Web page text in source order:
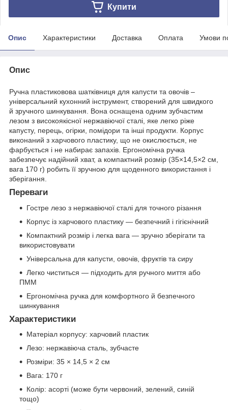
Купити
Опис Характеристики Доставка Оплата Умови
Опис
Ручна пластиковова шатківниця для капусти та овочів –
універсальний кухонний інструмент, створений для швидкого
й зручного шинкування. Вона оснащена одним зубчастим
лезом з високоякісної нержавіючої сталі, яке легко ріже
капусту, перець, огірки, помідори та інші продукти. Корпус
виконаний з харчового пластику, що не окислюється, не
фарбується і не набирає запахів. Ергономічна ручка
забезпечує надійний хват, а компактний розмір (35×14,5×2 см,
вага 170 г) робить її зручною для щоденного використання і
зберігання.
Переваги
Гостре лезо з нержавіючої сталі для точного різання
Корпус із харчового пластику — безпечний і гігієнічний
Компактний розмір і легка вага — зручно зберігати та
використовувати
Універсальна для капусти, овочів, фруктів та сиру
Легко чиститься — підходить для ручного миття або
ПММ
Ергономічна ручка для комфортного й безпечного
шинкування
Характеристики
Матеріал корпусу: харчовий пластик
Лезо: нержавіюча сталь, зубчасте
Розміри: 35 × 14,5 × 2 см
Вага: 170 г
Колір: асорті (може бути червоний, зелений, синій
тощо)